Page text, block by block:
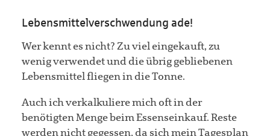
Lebensmittelverschwendung ade!
Wer kennt es nicht? Zu viel eingekauft, zu
wenig verwendet und die übrig gebliebenen
Lebensmittel fliegen in die Tonne.
Auch ich verkalkuliere mich oft in der
benötigten Menge beim Essenseinkauf. Reste
werden nicht gegessen, da sich mein Tagesplan